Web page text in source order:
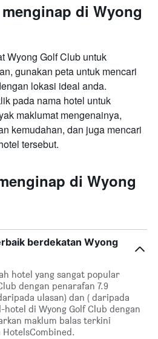
di Wyong
Wyong Golf Club untuk
gunakan peta untuk mencari
lokasi ideal anda.
pada nama hotel untuk
maklumat mengenainya,
kemudahan, dan juga mencari
tersebut.
di Wyong
berdekatan Wyong
hotel yang sangat popular
dengan penarafan 7.9
ulasan) dan ( daripada
hotel di Wyong Golf Club dengan
maklum balas terkini